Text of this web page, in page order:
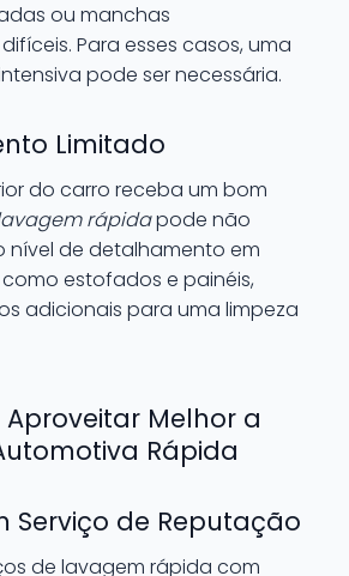
ou manchas
Para esses casos, uma
pode ser necessária.
Limitado
do carro receba um bom
rápidapode não
nível de detalhamento em
estofados e painéis,
adicionais para uma limpeza
Melhor a
Rápida
Serviço de Reputação
de lavagem rápida com